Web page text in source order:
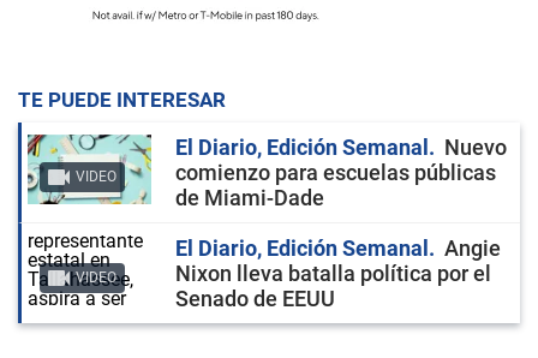
TE PUEDE INTERESAR
VIDEO
El Diario, Edición Semanal
Nuevo
comienzo para escuelas públicas
de Miami-Dade
VIDEO
El Diario, Edición Semanal
Angie
Nixon lleva batalla política por el
Senado de EEUU